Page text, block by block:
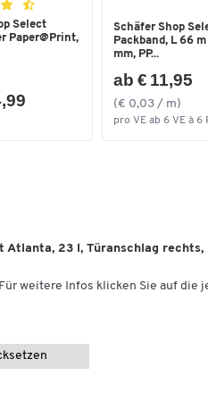
Select
Paper@Print,
Schäfer Shop
Packband, L 66
mm, PP...
ab € 11,95
(€ 0,03 / m)
pro VE ab 6 VE à 6
23 l, Türanschlag
weitere Infos klicken Sie auf die